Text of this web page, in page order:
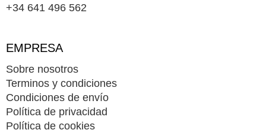
+34 641 496 562
EMPRESA
Sobre nosotros
Terminos y condiciones
Condiciones de envío
Política de privacidad
Política de cookies